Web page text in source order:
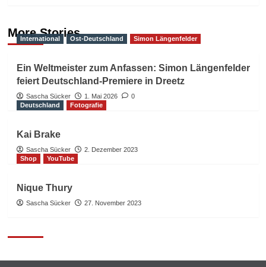
More Stories
International Ost-Deutschland Simon Längenfelder
Ein Weltmeister zum Anfassen: Simon Längenfelder
feiert Deutschland-Premiere in Dreetz
Sascha Sücker 1. Mai 2026
0
Deutschland
Fotografie
Kai Brake
Sascha Sücker
2. Dezember 2023
Shop
YouTube
Nique Thury
Sascha Sücker 27. November 2023